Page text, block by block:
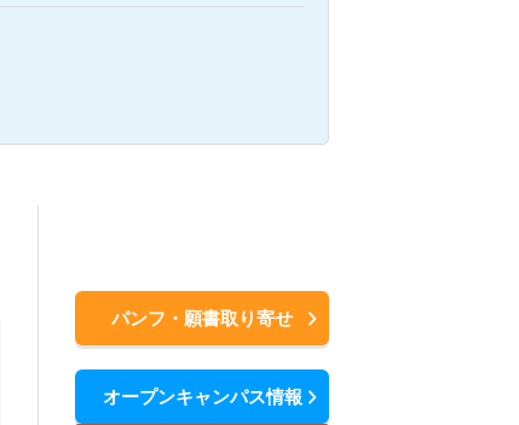
パンフ・願書取り寄せ
オープンキャンパス情報